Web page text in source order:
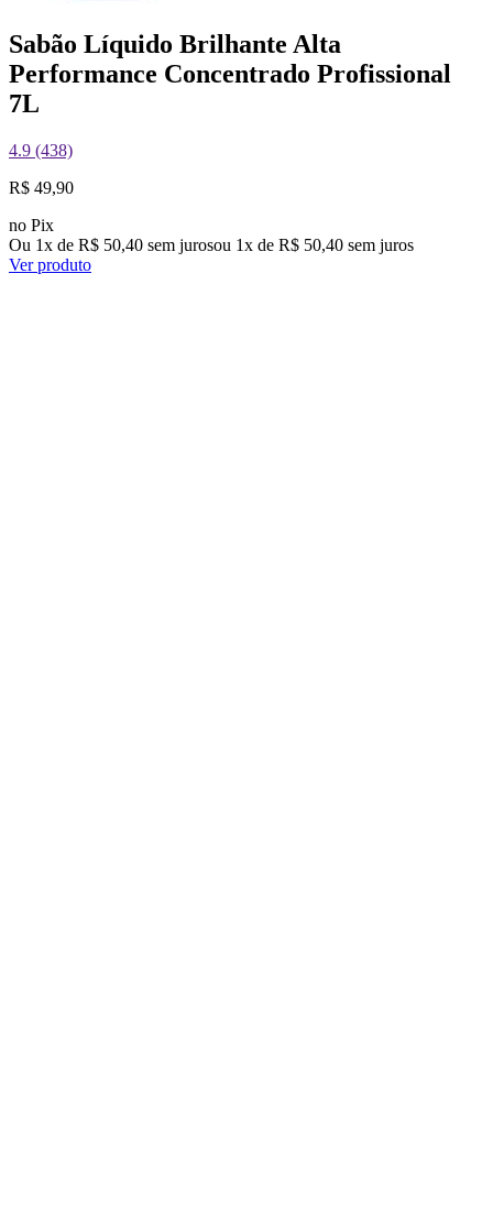
Sabão Líquido Brilhante Alta
Performance Concentrado Profissional
7L
4.9 (438)
R$ 49,90
no Pix
Ou 1x de R$ 50,40 sem jurosou 1x de R$ 50,40 sem juros
Ver produto